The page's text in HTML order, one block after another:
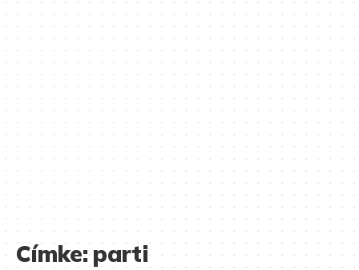
Címke:parti